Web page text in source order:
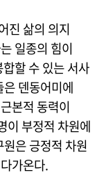
진 삶의 의지
일종의 힘이
할 수 있는 서사
덴동어미에
본적 동력이
이 부정적 차원에
은 긍정적 차원
가온다.